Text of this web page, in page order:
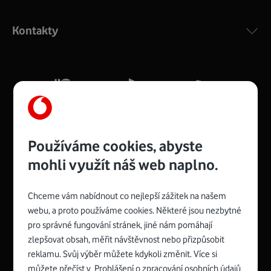
silný signál pro celou domácnost. Kompaktní rozměry 21
Více o COMPAL CH7465VF
Zyxel VMG8623-T50B:
Rozměry modemu jsou 16 x 22 x 7,5 cm (včetně stojánku)
a nabízí 4 gigabitové LAN porty a bezdrátové připojení Wi-
Spojte se s Vodafonem
Kontakty
Používáme cookies, abyste
mohli využít náš web naplno.
Chceme vám nabídnout co nejlepší zážitek na našem
webu, a proto používáme cookies. Některé jsou nezbytné
pro správné fungování stránek, jiné nám pomáhají
zlepšovat obsah, měřit návštěvnost nebo přizpůsobit
reklamu. Svůj výběr můžete kdykoli změnit. Více si
můžete přečíst v Prohlášení o zpracování osobních údajů